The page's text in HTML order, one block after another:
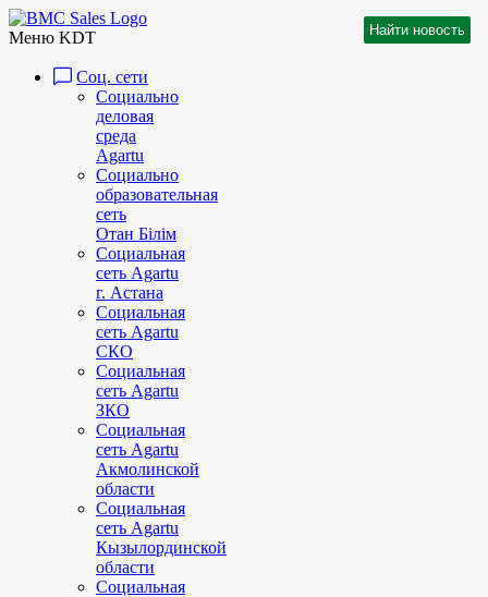
Меню KDT
Соц. сети
Социально
деловая
среда
Agartu
Социально
образовательная
сеть
Отан Бiлiм
Социальная
сеть Agartu
г. Астана
Социальная
сеть Agartu
СКО
Социальная
сеть Agartu
ЗКО
Социальная
сеть Agartu
Акмолинской
области
Социальная
сеть Agartu
Кызылординской
области
Социальная